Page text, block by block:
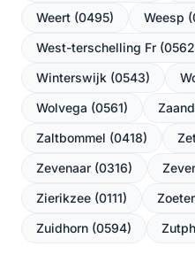
Weert (0495)
Weesp
West-terschelling Fr
Winterswijk (0543)
Wolvega (0561)
Zaltbommel (0418)
Zevenaar (0316)
Zierikzee (0111)
Zuidhorn (0594)